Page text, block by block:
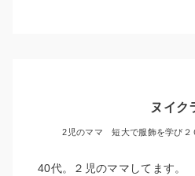
ヌイク
2児のママ 短大で服飾を学び２
40代。２児のママしてます。